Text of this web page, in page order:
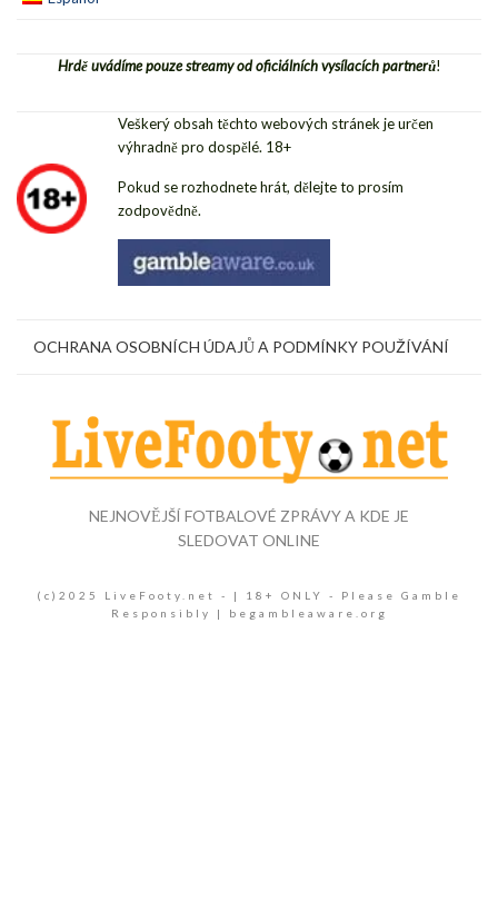
Hrdě uvádíme pouze streamy od oficiálních vysílacích partnerů!
Veškerý obsah těchto webových stránek je určen
výhradně pro dospělé. 18+
Pokud se rozhodnete hrát, dělejte to prosím
zodpovědně.
OCHRANA OSOBNÍCH ÚDAJŮ A PODMÍNKY POUŽÍVÁNÍ
NEJNOVĚJŠÍ FOTBALOVÉ ZPRÁVY A KDE JE
SLEDOVAT ONLINE
(c)2025 LiveFooty.net - | 18+ ONLY - Please Gamble
Responsibly | begambleaware.org